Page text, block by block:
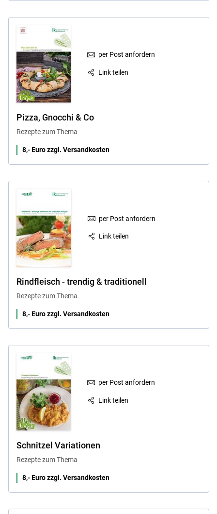
per Post anfordern
Link teilen
Pizza, Gnocchi & Co
Rezepte zum Thema
8,- Euro zzgl. Versandkosten
per Post anfordern
Link teilen
Rindfleisch - trendig & traditionell
Rezepte zum Thema
8,- Euro zzgl. Versandkosten
per Post anfordern
Link teilen
Schnitzel Variationen
Rezepte zum Thema
8,- Euro zzgl. Versandkosten